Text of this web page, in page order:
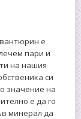
е
пари и
на нашия
си
значение на
е да го
минерал да